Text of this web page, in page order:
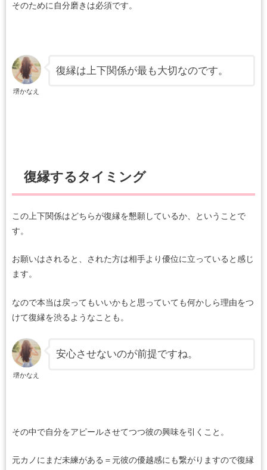
そのために自分磨きは必須です。
堺かなえ
復縁は上下関係が最も大切なのです。
復縁するタイミング
この上下関係はどちらが復縁を懇願しているか、ということで
す。
お願いはされると、された方は相手より優位に立っていると感じ
ます。
なので本当は戻ってもいいかもと思っていても何かしら理由をつ
けて復縁を渋るようなことも。
堺かなえ
安心させないのが前提ですね。
その中で自分をアピールさせてつつ彼の興味を引くこと。
元カノにまだ未練がある＝元彼の優越感にも繋がりますので復縁